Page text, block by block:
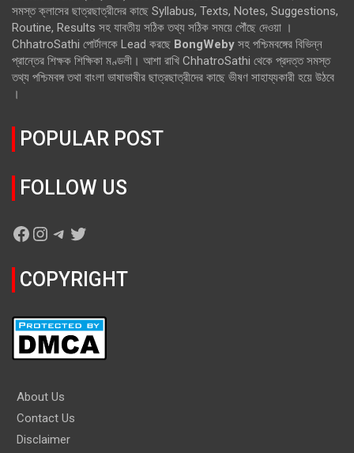
সমস্ত ক্লাসের ছাত্রছাত্রীদের কাছে Syllabus, Texts, Notes, Suggestions,
Routine, Results সহ যাবতীয় সঠিক তথ্য সঠিক সময়ে পৌঁছে দেওয়া ।
ChhatroSathi পোর্টালকে Lead করছে BongWeby সহ পশ্চিমবঙ্গের বিভিন্ন
প্রান্তের শিক্ষক শিক্ষিকা মণ্ডলী। আশা রাখি ChhatroSathi থেকে প্রদত্ত সমস্ত
তথ্য পশ্চিমবঙ্গ তথা বাংলা ভাষাভাষীর ছাত্রছাত্রীদের কাছে ভীষণ সাহায্যকারী হয়ে উঠবে
।
POPULAR POST
FOLLOW US
Facebook
Instagram
Telegram
Twitter
COPYRIGHT
About Us
Contact Us
Disclaimer